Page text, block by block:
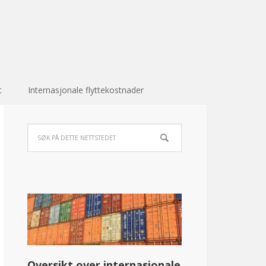
Internasjonale flyttekostnader